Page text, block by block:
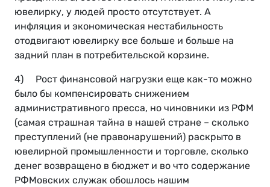
ювелирку, у людей просто отсутствует. А
инфляция и экономическая нестабильность
отодвигают ювелирку все больше и больше на
задний план в потребительской корзине.
4) Рост финансовой нагрузки еще как-то можно
было бы компенсировать снижением
административного пресса, но чиновники из РФМ
(самая страшная тайна в нашей стране – сколько
преступлений (не правонарушений) раскрыто в
ювелирной промышленности и торговле, сколько
денег возвращено в бюджет и во что содержание
РФМовских служак обошлось нашим